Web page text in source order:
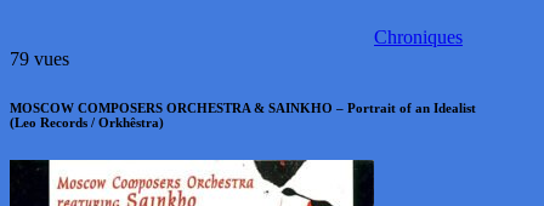
Chroniques
79 vues
MOSCOW COMPOSERS ORCHESTRA & SAINKHO – Portrait of an Idealist
(Leo Records / Orkhêstra)